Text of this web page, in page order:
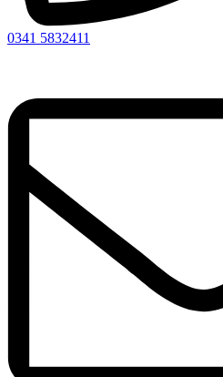
0341 5832411